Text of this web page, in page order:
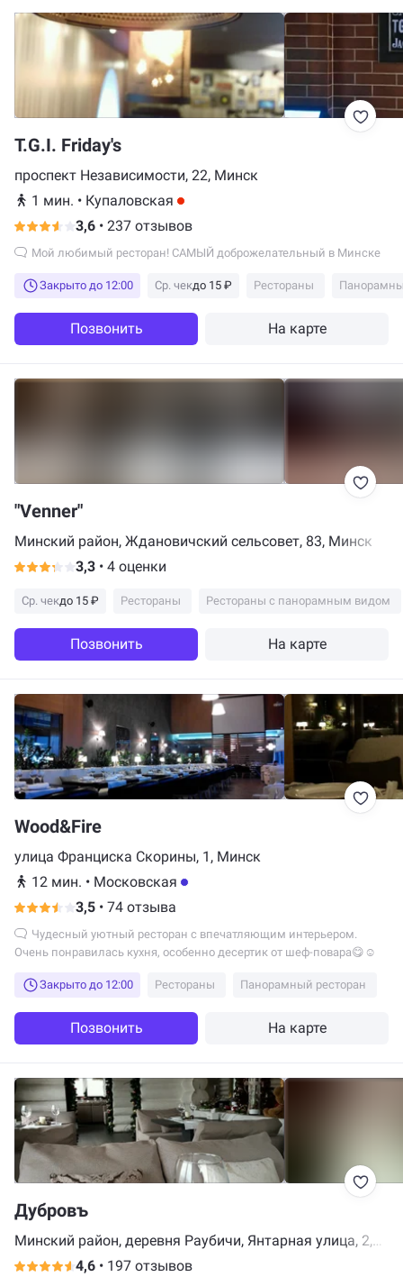
T.G.I. Friday's
проспект Независимости, 22, Минск
1 мин. • Купаловская
3,6 • 237 отзывов
Мой любимый ресторан! САМЫЙ доброжелательный в Минске
Закрыто до 12:00 Ср. чекдо 15 ₽ Рестораны
Позвонить На карте
"Venner"
Минский район, Ждановичский сельсовет, 83, Минск
3,3 • 4 оценки
Ср. чекдо 15 ₽ Рестораны Рестораны с панорамным видом
Позвонить На карте
Wood&Fire
улица Франциска Скорины, 1, Минск
12 мин. • Московская
3,5 • 74 отзыва
Очень понравилась кухня, особенно десертик от шеф-повара😋☺️
Закрыто до 12:00 Рестораны Панорамный ресторан
Позвонить На карте
Дубровъ
Минский район, деревня Раубичи, Янтарная улица, 2,
Минск
4,6 • 197 отзывов